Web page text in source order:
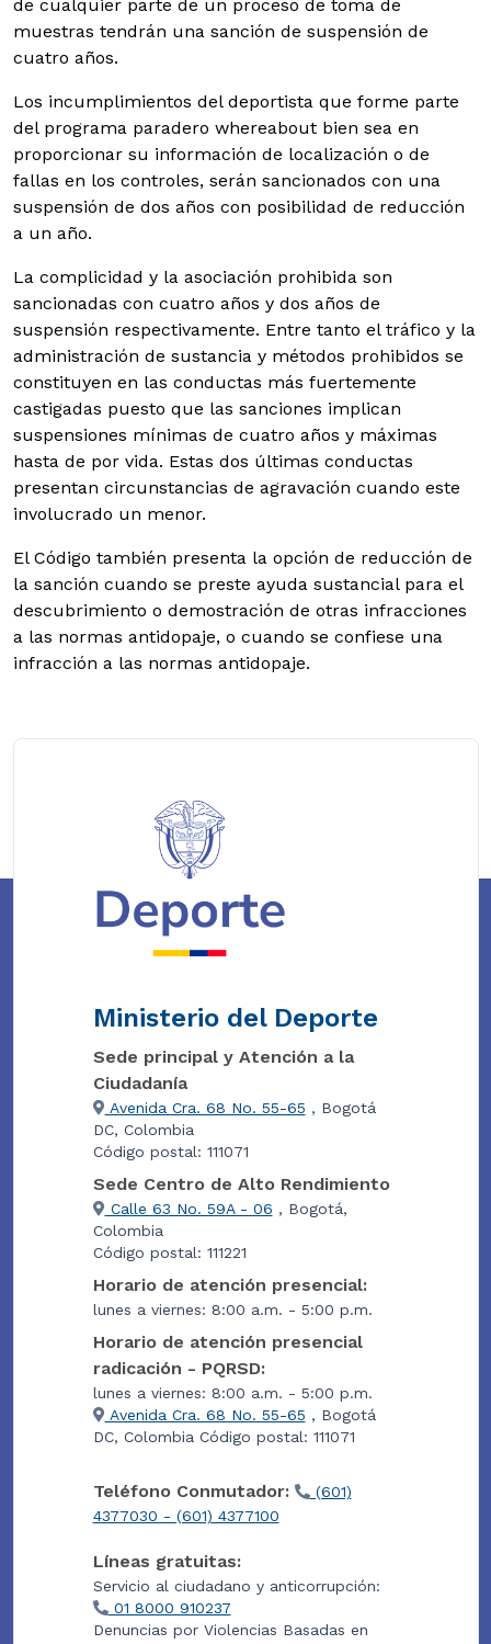
de cualquier parte de un proceso de toma de
muestras tendrán una sanción de suspensión de
cuatro años.
Los incumplimientos del deportista que forme parte
del programa paradero whereabout bien sea en
proporcionar su información de localización o de
fallas en los controles, serán sancionados con una
suspensión de dos años con posibilidad de reducción
a un año.
La complicidad y la asociación prohibida son
sancionadas con cuatro años y dos años de
suspensión respectivamente. Entre tanto el tráfico y la
administración de sustancia y métodos prohibidos se
constituyen en las conductas más fuertemente
castigadas puesto que las sanciones implican
suspensiones mínimas de cuatro años y máximas
hasta de por vida. Estas dos últimas conductas
presentan circunstancias de agravación cuando este
involucrado un menor.
El Código también presenta la opción de reducción de
la sanción cuando se preste ayuda sustancial para el
descubrimiento o demostración de otras infracciones
a las normas antidopaje, o cuando se confiese una
infracción a las normas antidopaje.
Ministerio del Deporte
Sede principal y Atención a la
Ciudadanía
Avenida Cra. 68 No. 55-65 , Bogotá
DC, Colombia
Código postal: 111071
Sede Centro de Alto Rendimiento
Calle 63 No. 59A - 06 , Bogotá,
Colombia
Código postal: 111221
Horario de atención presencial:
lunes a viernes: 8:00 a.m. - 5:00 p.m.
Horario de atención presencial
radicación - PQRSD:
lunes a viernes: 8:00 a.m. - 5:00 p.m.
Avenida Cra. 68 No. 55-65 , Bogotá
DC, Colombia Código postal: 111071
Teléfono Conmutador:
(601)
4377030 - (601) 4377100
Líneas gratuitas:
Servicio al ciudadano y anticorrupción:
01 8000 910237
Denuncias por Violencias Basadas en